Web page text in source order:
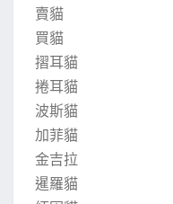
賣貓
買貓
摺耳貓
捲耳貓
波斯貓
加菲貓
金吉拉
暹羅貓